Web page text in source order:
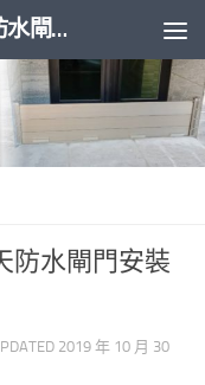
台北高高順隱形鐵窗.防霾紗網.防水閘門
防水閘門安裝
2019 年 10 月 30